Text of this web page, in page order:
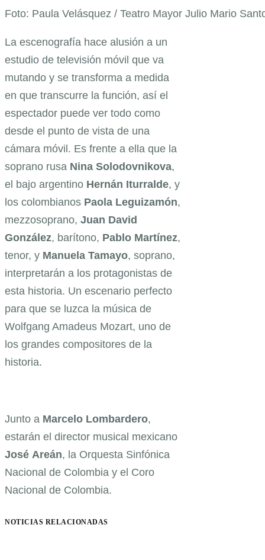
Foto: Paula Velásquez / Teatro Mayor Julio Mario
La escenografía hace alusión a un
estudio de televisión móvil que va
mutando y se transforma a medida
en que transcurre la función, así el
espectador puede ver todo como
desde el punto de vista de una
cámara móvil. Es frente a ella que la
soprano rusa Nina Solodovnikova,
el bajo argentino Hernán Iturralde, y
los colombianos Paola Leguizamón,
mezzosoprano, Juan David
González, barítono, Pablo Martínez,
tenor, y Manuela Tamayo, soprano,
interpretarán a los protagonistas de
esta historia. Un escenario perfecto
para que se luzca la música de
Wolfgang Amadeus Mozart, uno de
los grandes compositores de la
historia.
Junto a Marcelo Lombardero,
estarán el director musical mexicano
José Areán, la Orquesta Sinfónica
Nacional de Colombia y el Coro
Nacional de Colombia.
NOTICIAS RELACIONADAS